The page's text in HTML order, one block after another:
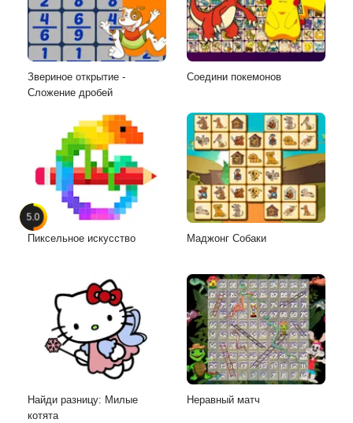
Звериное открытие -
Сложение дробей
Соедини покемонов
5.0
Пиксельное искусство Маджонг Собаки
Найди разницу: Милые
котята
Неравный матч